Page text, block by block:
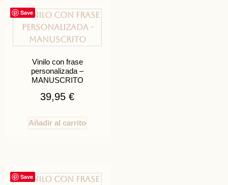
Save
Vinilo con frase
personalizada –
MANUSCRITO
39,95€
Añadir al carrito
Save